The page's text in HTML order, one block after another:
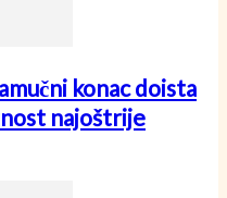
konac doista
najoštrije